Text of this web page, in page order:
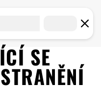
SE